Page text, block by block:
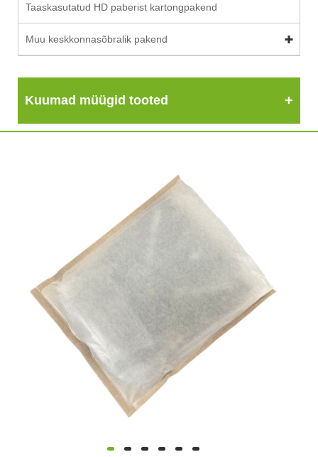
Taaskasutatud HD paberist kartongpakend
Muu keskkonnasõbralik pakend
Kuumad müügid tooted